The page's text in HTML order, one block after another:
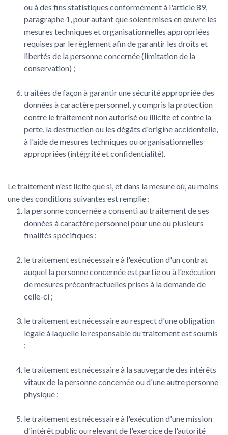
ou à des fins statistiques conformément à l'article 89,
paragraphe 1, pour autant que soient mises en œuvre les
mesures techniques et organisationnelles appropriées
requises par le règlement afin de garantir les droits et
libertés de la personne concernée (limitation de la
conservation) ;
traitées de façon à garantir une sécurité appropriée des
données à caractère personnel, y compris la protection
contre le traitement non autorisé ou illicite et contre la
perte, la destruction ou les dégâts d'origine accidentelle,
à l'aide de mesures techniques ou organisationnelles
appropriées (intégrité et confidentialité).
Le traitement n'est licite que si, et dans la mesure où, au moins
une des conditions suivantes est remplie :
la personne concernée a consenti au traitement de ses
données à caractère personnel pour une ou plusieurs
finalités spécifiques ;
le traitement est nécessaire à l'exécution d'un contrat
auquel la personne concernée est partie ou à l'exécution
de mesures précontractuelles prises à la demande de
celle-ci ;
le traitement est nécessaire au respect d'une obligation
légale à laquelle le responsable du traitement est soumis
;
le traitement est nécessaire à la sauvegarde des intérêts
vitaux de la personne concernée ou d'une autre personne
physique ;
le traitement est nécessaire à l'exécution d'une mission
d'intérêt public ou relevant de l'exercice de l'autorité